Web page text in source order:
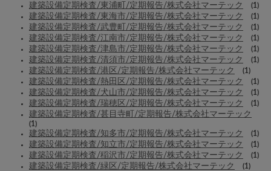
建築設備定期検査/東浦町/定期報告/株式会社マーテック (1)
建築設備定期検査/東海市/定期報告/株式会社マーテック (1)
建築設備定期検査/武豊町/定期報告/株式会社マーテック (1)
建築設備定期検査/江南市/定期報告/株式会社マーテック (1)
建築設備定期検査/津島市/定期報告/株式会社マーテック (1)
建築設備定期検査/清須市/定期報告/株式会社マーテック (1)
建築設備定期検査/港区/定期報告/株式会社マーテック (1)
建築設備定期検査/熱田区/定期報告/株式会社マーテック (1)
建築設備定期検査/犬山市/定期報告/株式会社マーテック (1)
建築設備定期検査/瑞穂区/定期報告/株式会社マーテック (1)
建築設備定期検査/甚目寺町/定期報告/株式会社マーテック
(1)
建築設備定期検査/知多市/定期報告/株式会社マーテック (1)
建築設備定期検査/知立市/定期報告/株式会社マーテック (1)
建築設備定期検査/稲沢市/定期報告/株式会社マーテック (1)
建築設備定期検査/緑区/定期報告/株式会社マーテック (1)